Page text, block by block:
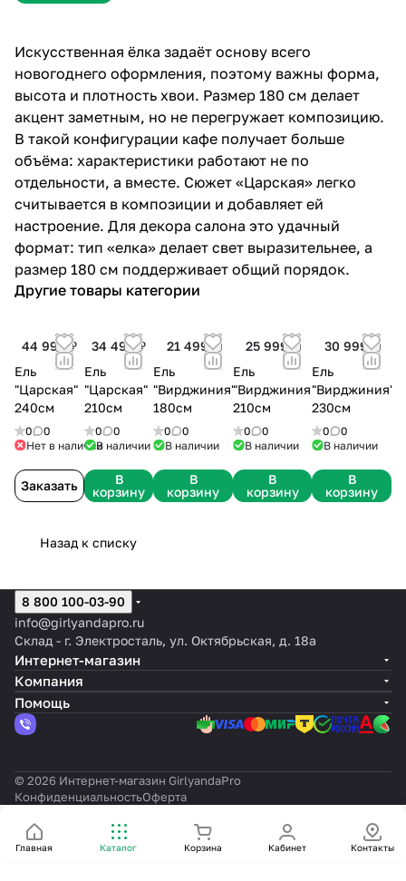
Искусственная ёлка задаёт основу всего
новогоднего оформления, поэтому важны форма,
высота и плотность хвои. Размер 180 см делает
акцент заметным, но не перегружает композицию.
В такой конфигурации кафе получает больше
объёма: характеристики работают не по
отдельности, а вместе. Сюжет «Царская» легко
считывается в композиции и добавляет ей
настроение. Для декора салона это удачный
формат: тип «елка» делает свет выразительнее, а
размер 180 см поддерживает общий порядок.
Другие товары категории
44 999 ₽
Ель
"Царская"
240см
0
0
Нет в наличии
Заказать
34 499 ₽
Ель
"Царская"
210см
0
0
В наличии
В
корзину
21 499 ₽
Ель
"Вирджиния"
180см
0
0
В наличии
В
корзину
25 999 ₽
Ель
"Вирджиния"
210см
0
0
В наличии
В
корзину
30 999 ₽
Ель
"Вирджиния"
230см
0
0
В наличии
В
корзину
Назад к списку
Главная Каталог Корзина Кабинет Контакты
8 800 100-03-90
info@girlyandapro.ru
Склад - г. Электросталь, ул. Октябрьская, д. 18а
Интернет-магазин
Компания
Помощь
© 2026 Интернет-магазин GirlyandaPro
КонфиденциальностьОферта